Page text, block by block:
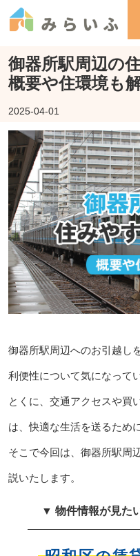
御器所駅周辺の
概要や住環境も
2025-04-01
御器所駅周辺へのお引越し
利便性について気になって
とくに、交通アクセスや買
は、快適な生活を送るため
そこで今回は、御器所駅周
説いたします。
▼ 物件情報が見た